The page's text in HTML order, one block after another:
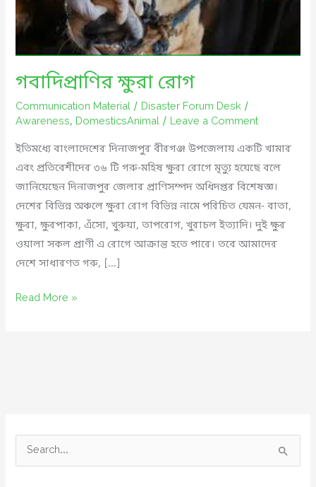
গবাদিপ্রাণির ক্ষুরা রোগ
Communication Material / Disaster Forum Desk /
Awareness, DomesticsAnimal / Leave a Comment
ইতিমধ্যে বাংলাদেশের দিনাজপুর বীরগঞ্জ উপজেলায় একটি খামার
এবং প্রতিবেশীদের ৩৬ টি গরু-মহিষ ক্ষুরা রোগে মৃত্যু হয়েছে বলে
জানিয়েছেন দিনাজপুর জেলার প্রাণিসম্পদ অধিদপ্তর বিশেষজ্ঞ।
দেশের বিভিন্ন অঞ্চলে ক্ষুরা রোগ বিভিন্ন নামে পরিচিত যেমন- বাতা,
ক্ষুরা, ক্ষুরপাকা, এঁসো, খুরুয়া, তাপরোগ, খুরাচল ইত্যাদি। দুই ক্ষুর
ওয়ালা সকল প্রাণী এ রোগে আক্রান্ত হতে পারে। তবে আমাদের
দেশে সাধারণত গরু, […]
গবাদিপ্রাণির
Read More »
e